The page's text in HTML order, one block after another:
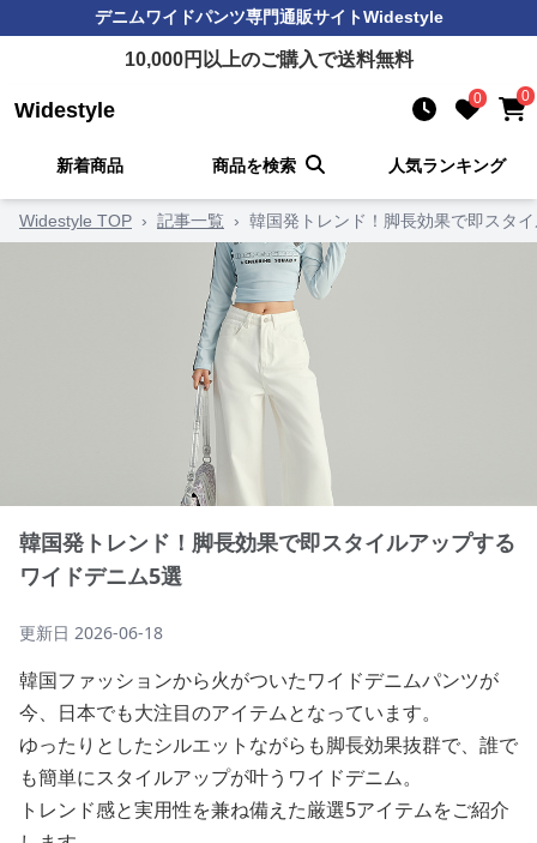
デニムワイドパンツ専門通販サイトWidestyle
10,000円以上のご購入で送料無料
Widestyle 0 0
新着商品 商品を検索 人気ランキング
Widestyle TOP › 記事一覧 › 韓国発トレンド！脚長効果で即スタ
韓国発トレンド！脚長効果で即スタイルアップする
ワイドデニム5選
更新日 2026-06-18
韓国ファッションから火がついたワイドデニムパンツが
今、日本でも大注目のアイテムとなっています。
ゆったりとしたシルエットながらも脚長効果抜群で、誰で
も簡単にスタイルアップが叶うワイドデニム。
トレンド感と実用性を兼ね備えた厳選5アイテムをご紹介